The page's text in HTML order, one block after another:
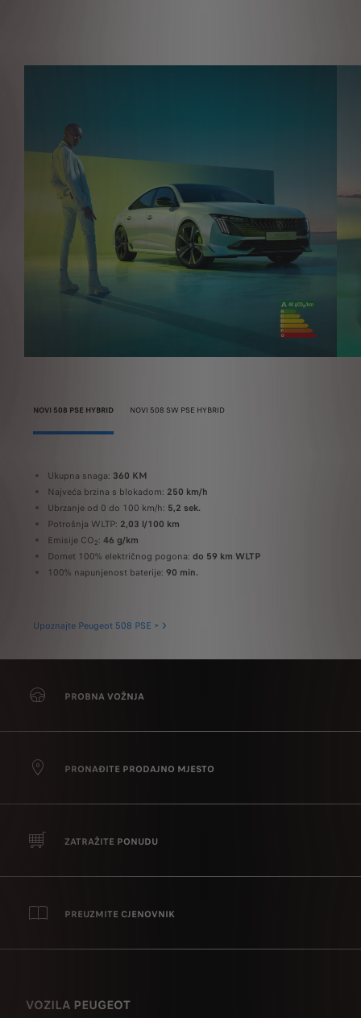
Ukupna snaga: 360 KM
Najveća brzina s blokadom: 250 km/h
Ubrzanje od 0 do 100 km/h: 5,2 sek.
Potrošnja WLTP: 2,03 l/100 km
Emisije CO2: 46 g/km
Domet 100% električnog pogona: do 59 km WLTP
100% napunjenost baterije: 90 min.
Upoznajte Peugeot 508 PSE >
NOVI 508 PSE HYBRID NOVI 508 SW PSE HYBRID
PROBNA VOŽNJA
PRONAĐITE PRODAJNO MJESTO
ZATRAŽITE PONUDU
PREUZMITE CJENOVNIK
VOZILA PEUGEOT